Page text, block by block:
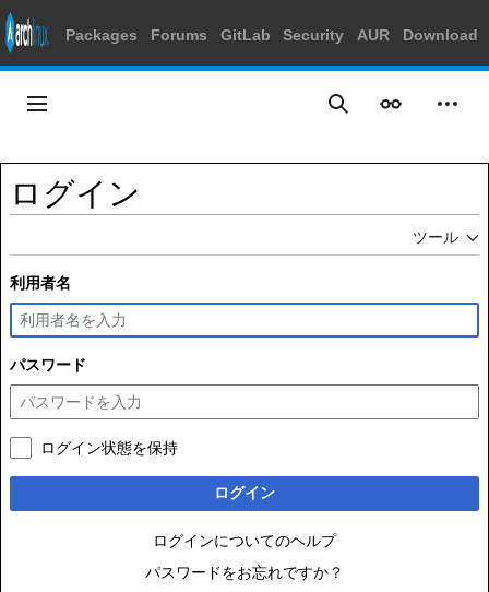
Packages Forums GitLab Security AUR Download
ス
プ
メインメニュー 検索 表示 個人
ログイン
ツール
利用者名
パスワード
ログイン状態を保持
ログイン
ログインについてのヘルプ
パスワードをお忘れですか？